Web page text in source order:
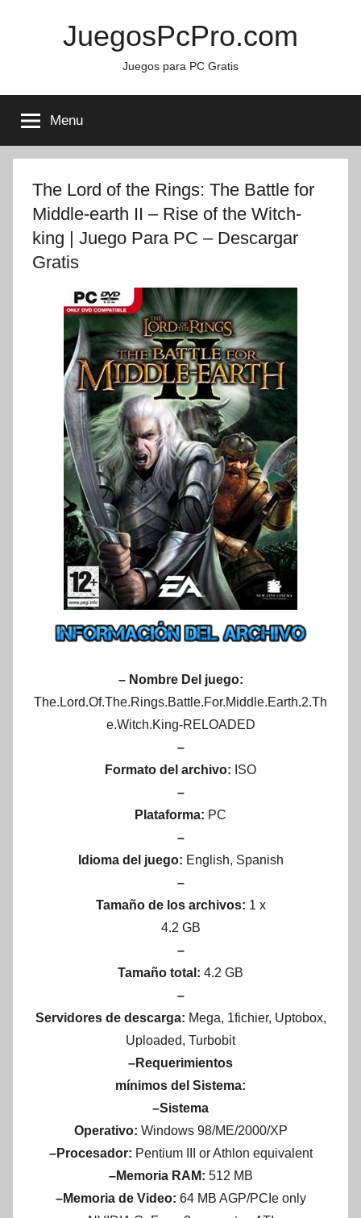
JuegosPcPro.com
Juegos para PC Gratis
Menu
The Lord of the Rings: The Battle for
Middle-earth II – Rise of the Witch-
king | Juego Para PC – Descargar
Gratis
– Nombre Del juego:
The.Lord.Of.The.Rings.Battle.For.Middle.Earth.2.Th
e.Witch.King-RELOADED
–
Formato del archivo: ISO
–
Plataforma: PC
–
Idioma del juego: English, Spanish
–
Tamaño de los archivos: 1 x
4.2 GB
–
Tamaño total: 4.2 GB
–
Servidores de descarga: Mega, 1fichier, Uptobox,
Uploaded, Turbobit
–Requerimientos
mínimos del Sistema:
–Sistema
Operativo: Windows 98/ME/2000/XP
–Procesador: Pentium III or Athlon equivalent
–Memoria RAM: 512 MB
–Memoria de Video: 64 MB AGP/PCIe only